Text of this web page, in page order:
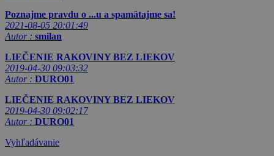
Poznajme pravdu o ...u a spamätajme sa!
2021-08-05 20:01:49
Autor : smilan
LIEČENIE RAKOVINY BEZ LIEKOV
2019-04-30 09:03:32
Autor : DURO01
LIEČENIE RAKOVINY BEZ LIEKOV
2019-04-30 09:02:17
Autor : DURO01
Vyhľadávanie